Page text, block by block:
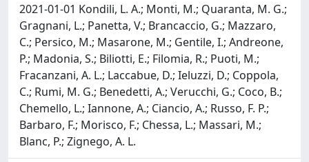
2021-01-01 Kondili, L. A.; Monti, M.; Quaranta, M. G.;
Gragnani, L.; Panetta, V.; Brancaccio, G.; Mazzaro,
C.; Persico, M.; Masarone, M.; Gentile, I.; Andreone,
P.; Madonia, S.; Biliotti, E.; Filomia, R.; Puoti, M.;
Fracanzani, A. L.; Laccabue, D.; Ieluzzi, D.; Coppola,
C.; Rumi, M. G.; Benedetti, A.; Verucchi, G.; Coco, B.;
Chemello, L.; Iannone, A.; Ciancio, A.; Russo, F. P.;
Barbaro, F.; Morisco, F.; Chessa, L.; Massari, M.;
Blanc, P.; Zignego, A. L.